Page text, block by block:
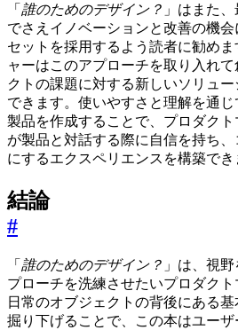
「 誰のためのデザイン？ 」はまた
でさえイノベーションと改善の機
セットを採用するよう読者に勧め
ャーはこのアプローチを取り入れ
クトの課題に対する新しいソリュ
できます。使いやすさと理解を通
製品を作成することで、プロダク
が製品と対話する際に自信を持ち
にするエクスペリエンスを構築でき
結論
#
「 誰のためのデザイン？ 」は、視
プローチを洗練させたいプロダクト
日常のオブジェクトの背後にある
掘り下げることで、この本はユー